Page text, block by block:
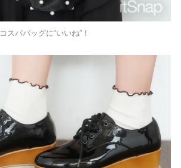
スパバッグに“いいね”！